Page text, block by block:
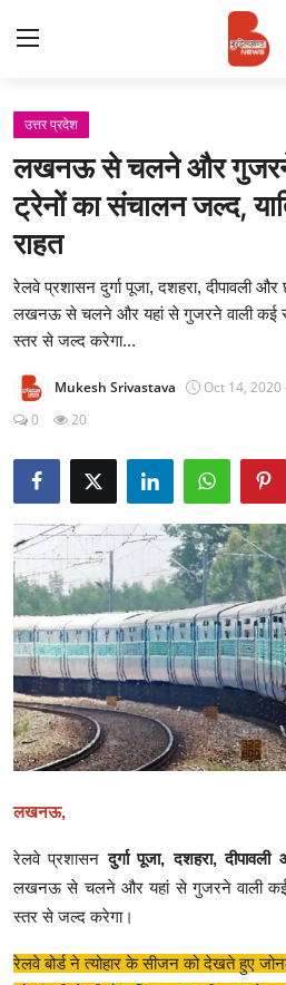
Login
Contact
प्रमुख ख़बर
अपना शहर
राज्य
बुन्देलखण्ड
वीडियो
स्पोर्ट्स
मनोरंजन
गैलरी
उत्तर प्रदेश
लखनऊ से चलने और गुजरने
ट्रेनों का संचालन जल्द,
राहत
रेलवे प्रशासन दुर्गा पूजा, दशहरा, दीपावली
लखनऊ से चलने और यहां से गुजरने वाली कई
स्तर से जल्द करेगा...
Mukesh Srivastava Oct 14, 2020
0
20
लखनऊ,
रेलवे प्रशासनदुर्गा पूजा, दशहरा,
लखनऊ से चलने और यहां से गुजरने वाली
स्तर से जल्द करेगा।
रेलवे बोर्ड ने त्योहार के सीजन को देखते हुए